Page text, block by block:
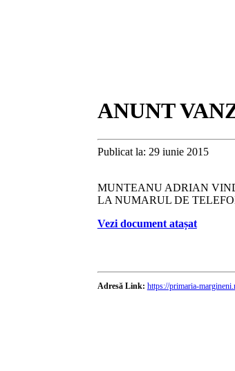
ANUNT
Publicat la: 29 iunie 2015
MUNTEANU ADRIAN
LA NUMARUL DE
Vezi document atașat
Adresă Link: https://primaria-